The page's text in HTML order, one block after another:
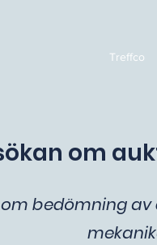
Treffco
om
bedömning